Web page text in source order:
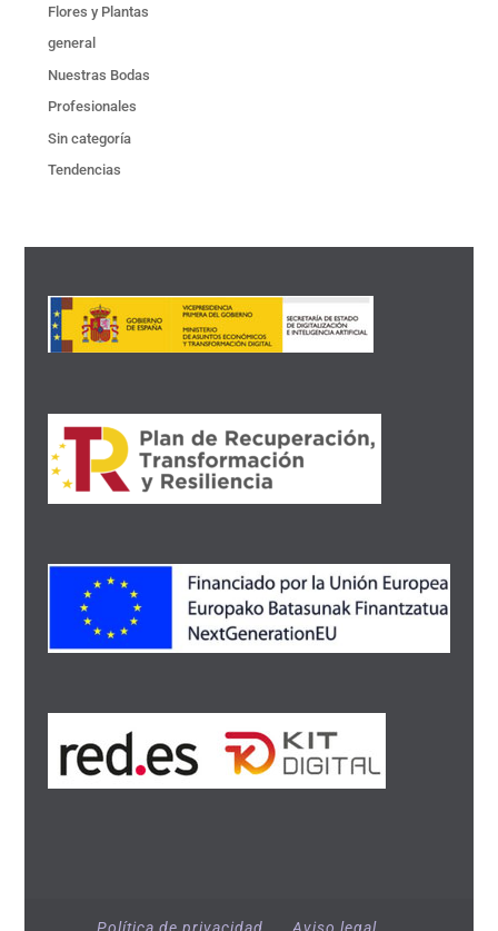
Flores y Plantas
general
Nuestras Bodas
Profesionales
Sin categoría
Tendencias
Política de privacidad Aviso legal